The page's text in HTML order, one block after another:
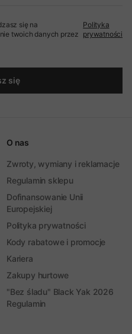
się na
twoich danych przez
Polityka
prywatności
się
O nas
Zwroty, wymiany i reklamacje
Regulamin sklepu
Dofinansowanie Unii
Europejskiej
Polityka prywatności
Kody rabatowe i promocje
Kariera
Zakupy hurtowe
"Bez śladu" Black Yak 2026
Regulamin